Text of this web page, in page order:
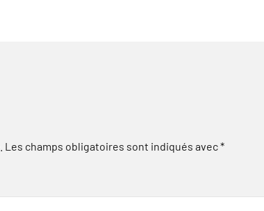
Les champs obligatoires sont indiqués avec*